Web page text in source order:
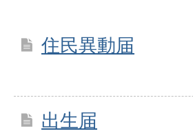
住民異動届
出生届